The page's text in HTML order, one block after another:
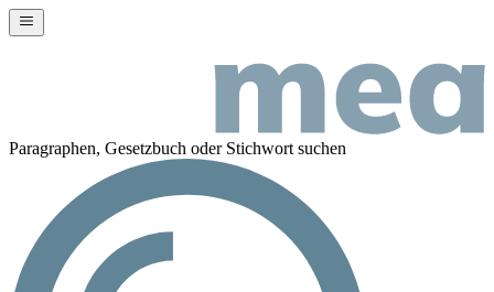
Paragraphen, Gesetzbuch oder Stichwort suchen